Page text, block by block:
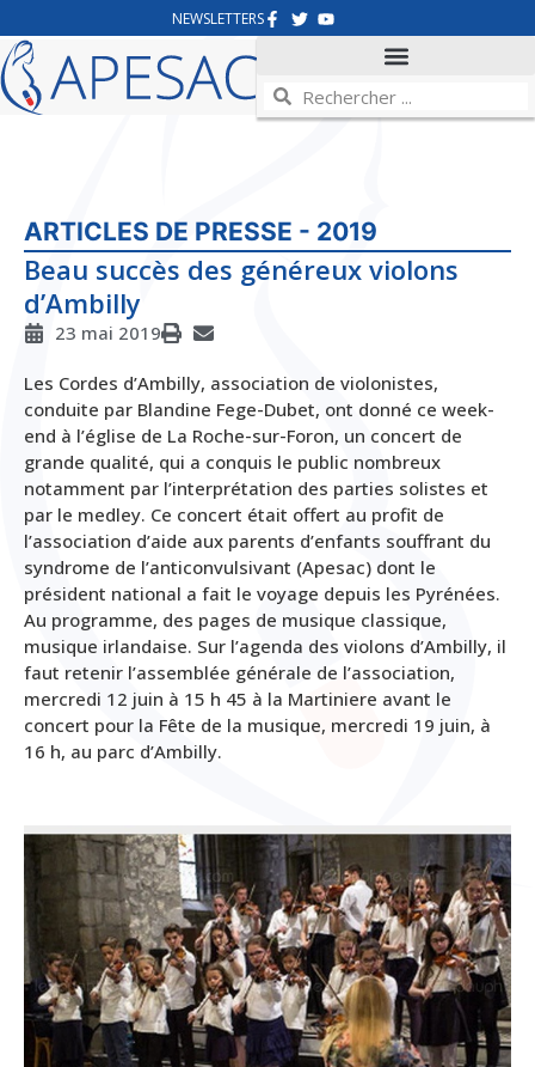
NEWSLETTERS
ARTICLES DE PRESSE - 2019
Beau succès des généreux violons
d’Ambilly
23 mai 2019
Les Cordes d’Ambilly, association de violonistes,
conduite par Blandine Fege-Dubet, ont donné ce week-
end à l’église de La Roche-sur-Foron, un concert de
grande qualité, qui a conquis le public nombreux
notamment par l’interprétation des parties solistes et
par le medley. Ce concert était offert au profit de
l’association d’aide aux parents d’enfants souffrant du
syndrome de l’anticonvulsivant (Apesac) dont le
président national a fait le voyage depuis les Pyrénées.
Au programme, des pages de musique classique,
musique irlandaise. Sur l’agenda des violons d’Ambilly, il
faut retenir l’assemblée générale de l’association,
mercredi 12 juin à 15 h 45 à la Martiniere avant le
concert pour la Fête de la musique, mercredi 19 juin, à
16 h, au parc d’Ambilly.